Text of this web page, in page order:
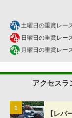
土曜日の重賞レー
日曜日の重賞レー
月曜日の重賞レー
アクセスラ
1
【レ